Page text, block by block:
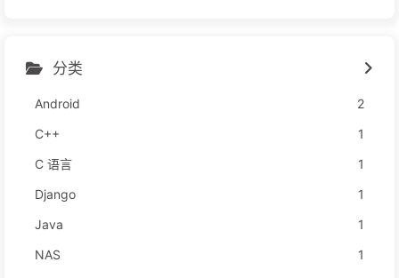
分类
Android
2
C++
1
C 语言
1
Django
1
Java
1
NAS
1